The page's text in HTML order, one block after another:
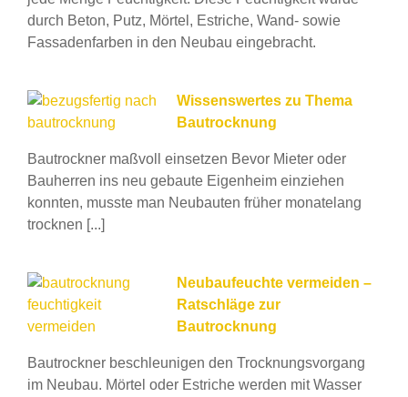
durch Beton, Putz, Mörtel, Estriche, Wand- sowie
Fassadenfarben in den Neubau eingebracht.
Wissenswertes zu Thema
Bautrocknung
Bautrockner maßvoll einsetzen Bevor Mieter oder
Bauherren ins neu gebaute Eigenheim einziehen
konnten, musste man Neubauten früher monatelang
trocknen [...]
Neubaufeuchte vermeiden –
Ratschläge zur
Bautrocknung
Bautrockner beschleunigen den Trocknungsvorgang
im Neubau. Mörtel oder Estriche werden mit Wasser